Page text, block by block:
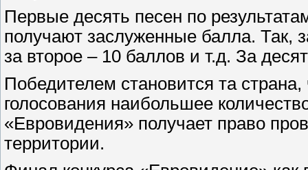
Первые десять песен по
получают заслуженные балла. Так,
за второе – 10 баллов и т.д. За
Победителем становится та
голосования наибольшее
«Евровидения» получает право
территории.